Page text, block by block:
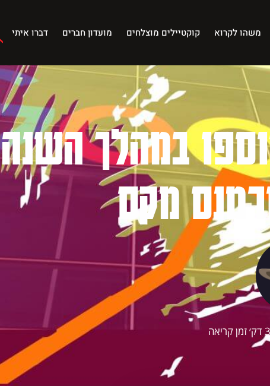
משהו לקרוא קוקטיילים מוצלחים מועדון חברים דברו איתי
במהלך השנה
מקס
3 דק׳ זמן קריאה